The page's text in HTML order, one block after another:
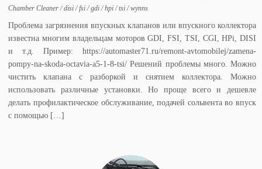
Chamber Cleaner/disi/fsi/gdi/hpi/tsi/wynns
Проблема загрязнения впускных клапанов или впускного коллектора
известна многим владельцам моторов GDI, FSI, TSI, CGI, HPi, DISI
и т.д. Пример: https://automaster71.ru/remont-avtomobilej/zamena-
pompy-na-skoda-octavia-a5-1-8-tsi/ Решений проблемы много. Можно
чистить клапана с разборкой и снятием коллектора. Можно
использовать различные установки. Но проще всего и дешевле
делать профилактическое обслуживание, подачей сольвента во впуск
с помощью […]